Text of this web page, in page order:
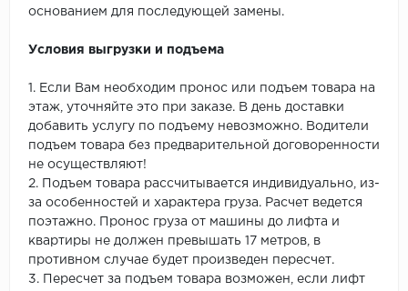
основанием для последующей замены.
Условия выгрузки и подъема
1. Если Вам необходим пронос или подъем товара на
этаж, уточняйте это при заказе. В день доставки
добавить услугу по подъему невозможно. Водители
подъем товара без предварительной договоренности
не осуществляют!
2. Подъем товара рассчитывается индивидуально, из-
за особенностей и характера груза. Расчет ведется
поэтажно. Пронос груза от машины до лифта и
квартиры не должен превышать 17 метров, в
противном случае будет произведен пересчет.
3. Пересчет за подъем товара возможен, если лифт